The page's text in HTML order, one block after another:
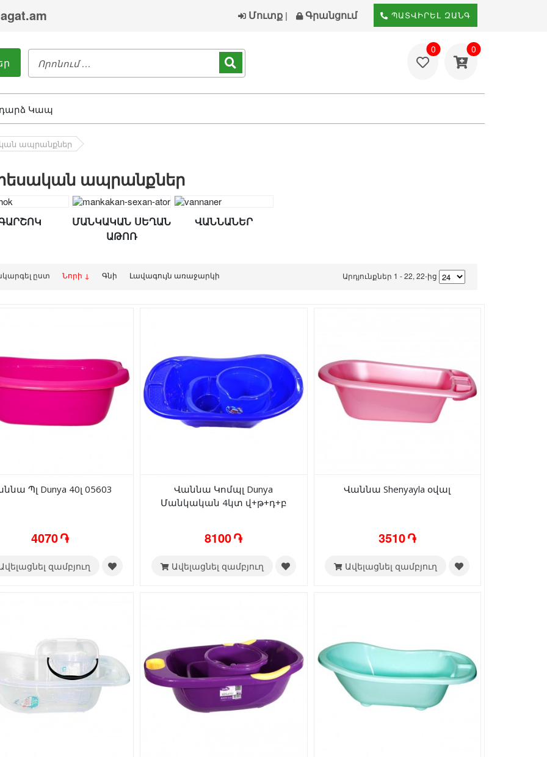
Մուտք | Գրանցում ՊԱՏՎԻՐԵԼ ԶԱՆԳ
0 0
Կապ
ապրանքներ
ապրանքներ
ՄԱՆԿԱԿԱՆ ՍԵՂԱՆ
ԱԹՈՌ
ՎԱՆՆԱՆԵՐ
ըստ Նորի ↓ Գնի Լավագույն առաջարկի Արդյունքներ 1 - 22, 22-ից
Պլ Dunya 40լ 05603
4070 ֏
զամբյուղ
Վաննա Կոմպլ Dunya
Մանկական 4կտ վ+թ+դ+բ
8100 ֏
Ավելացնել զամբյուղ
Վաննա Shenyayla օվալ
3510 ֏
Ավելացնել զամբյուղ